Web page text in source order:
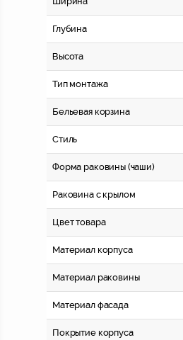
Глубина
Высота
Тип монтажа
Бельевая корзина
Стиль
Форма раковины (чаши)
Раковина с крылом
Цвет товара
Материал корпуса
Материал раковины
Материал фасада
Покрытие корпуса